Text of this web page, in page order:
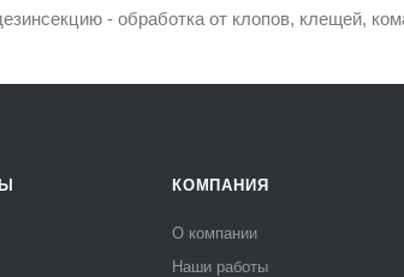
- обработка от клопов, клещей,
КОМПАНИЯ
О компании
Наши работы